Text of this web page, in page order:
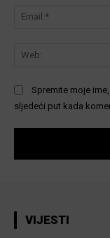
Spremite moje
sljedeći put kada
VIJESTI